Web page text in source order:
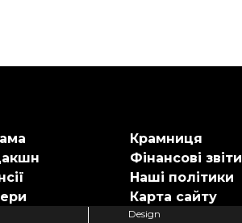
Крамниця
Фінансові звіти
Наші політики
Карта сайту
Design